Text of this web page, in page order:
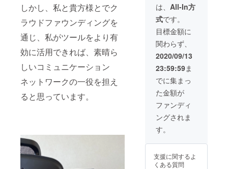
しかし、私と貴方様とでク
ラウドファウンディングを
通じ、私がツールをより有
効に活用できれば、素晴ら
しいコミュニケーション
ネットワークの一役を担え
ると思っています。
は、 All-In方
式です。
目標金額に
関わらず、
2020/09/13
23:59:59ま
でに集まっ
た金額が
ファンディ
ングされま
す。
支援に関するよ
くある質問